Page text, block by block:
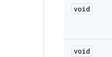
void
void